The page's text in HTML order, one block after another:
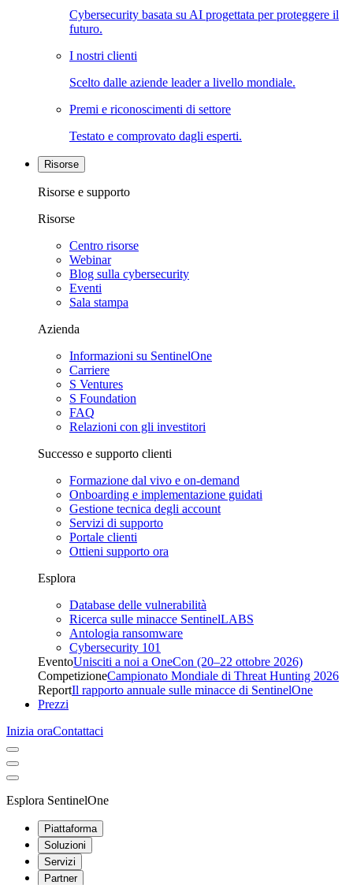
Cybersecurity basata su AI progettata per proteggere il
futuro.
I nostri clienti
Scelto dalle aziende leader a livello mondiale.
Premi e riconoscimenti di settore
Testato e comprovato dagli esperti.
Risorse
Risorse e supporto
Risorse
Centro risorse
Webinar
Blog sulla cybersecurity
Eventi
Sala stampa
Azienda
Informazioni su SentinelOne
Carriere
S Ventures
S Foundation
FAQ
Relazioni con gli investitori
Successo e supporto clienti
Formazione dal vivo e on-demand
Onboarding e implementazione guidati
Gestione tecnica degli account
Servizi di supporto
Portale clienti
Ottieni supporto ora
Esplora
Database delle vulnerabilità
Ricerca sulle minacce SentinelLABS
Antologia ransomware
Cybersecurity 101
EventoUnisciti a noi a OneCon (20–22 ottobre 2026)
CompetizioneCampionato Mondiale di Threat Hunting 2026
ReportIl rapporto annuale sulle minacce di SentinelOne
Prezzi
Inizia oraContattaci
Esplora SentinelOne
Piattaforma
Soluzioni
Servizi
Partner